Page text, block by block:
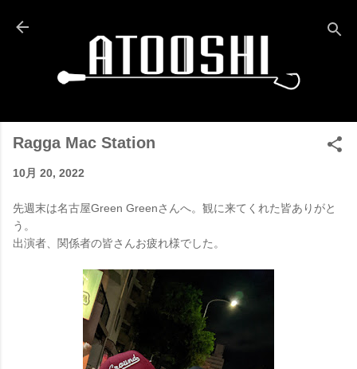
Ragga Mac Station
10月 20, 2022
先週末は名古屋Green Greenさんへ。観に来てくれた皆ありがと
う。
出演者、関係者の皆さんお疲れ様でした。